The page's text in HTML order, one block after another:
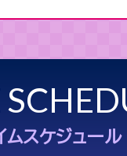
ムスケジュール